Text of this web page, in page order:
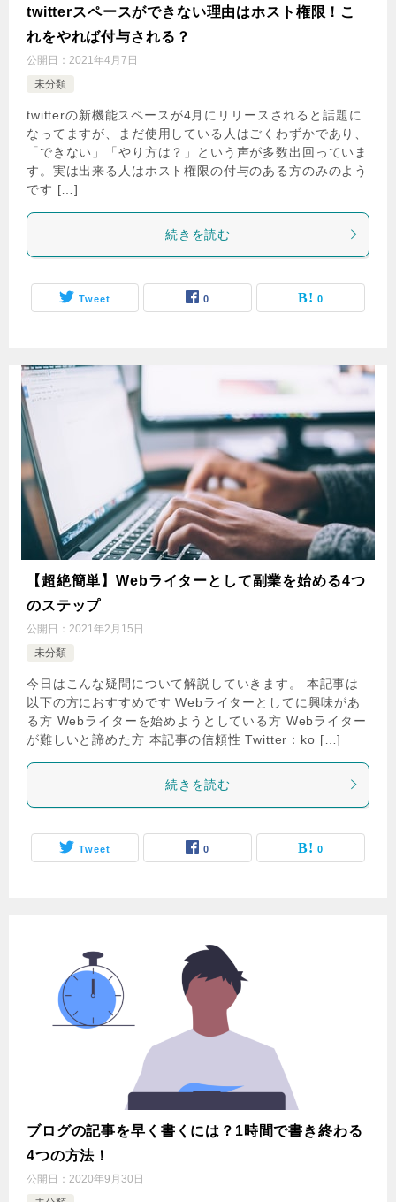
twitterスペースができない理由はホスト権限！こ
れをやれば付与される？
公開日： 2021年4月7日
未分類
twitterの新機能スペースが4月にリリースされると話題に
なってますが、まだ使用している人はごくわずかであり、
「できない」「やり方は？」という声が多数出回っていま
す。実は出来る人はホスト権限の付与のある方のみのよう
です […]
続きを読む
Tweet 0 0
【超絶簡単】Webライターとして副業を始める4つ
のステップ
公開日： 2021年2月15日
未分類
今日はこんな疑問について解説していきます。 本記事は
以下の方におすすめです Webライターとしてに興味があ
る方 Webライターを始めようとしている方 Webライター
が難しいと諦めた方 本記事の信頼性 Twitter：ko […]
続きを読む
Tweet 0 0
ブログの記事を早く書くには？1時間で書き終わる
4つの方法！
公開日： 2020年9月30日